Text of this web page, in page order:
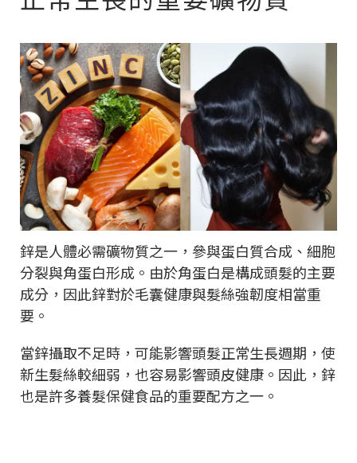
鋅是人體必需礦物質之一，參與蛋白質合成、細胞
分裂與角蛋白形成。由於角蛋白是構成頭髮的主要
成分，因此鋅對於毛囊健康與髮絲強韌度相當重
要。
當鋅攝取不足時，可能影響頭髮正常生長週期，使
新生髮絲較細弱，也容易影響頭皮健康。因此，鋅
也是許多養髮保健食品的重要配方之一。